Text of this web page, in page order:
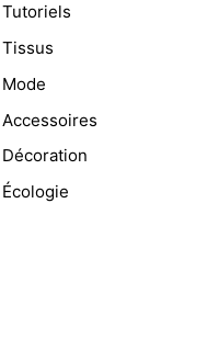
Tutoriels
Tissus
Mode
Accessoires
Décoration
Écologie